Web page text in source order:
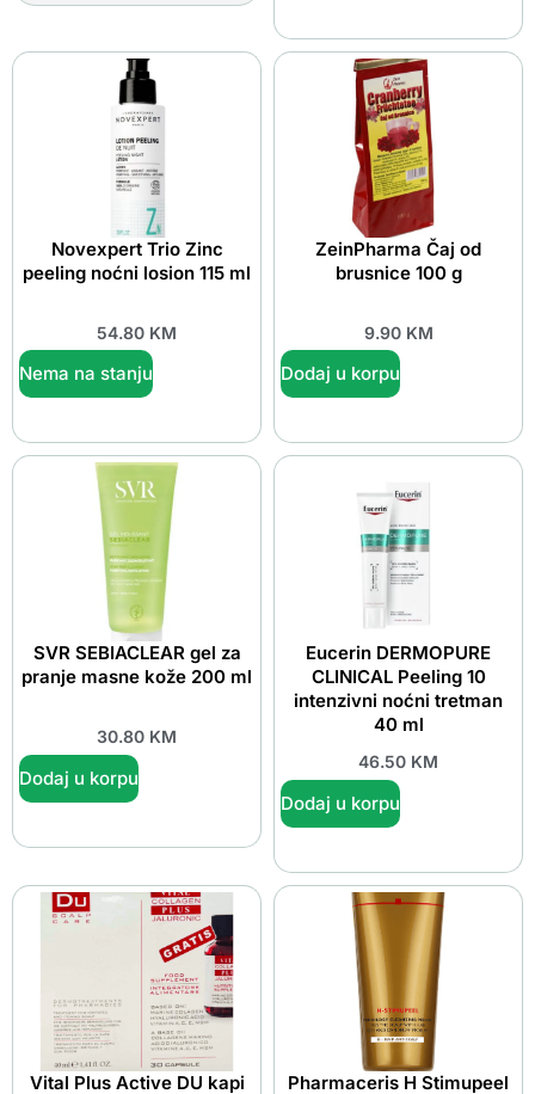
Novexpert Trio Zinc
peeling noćni losion 115 ml
54.80 KM
Nema na stanju
ZeinPharma Čaj od
brusnice 100 g
9.90 KM
Dodaj u korpu
SVR SEBIACLEAR gel za
pranje masne kože 200 ml
30.80 KM
Dodaj u korpu
Eucerin DERMOPURE
CLINICAL Peeling 10
intenzivni noćni tretman
40 ml
46.50 KM
Dodaj u korpu
Vital Plus Active DU kapi
Pharmaceris H Stimupeel